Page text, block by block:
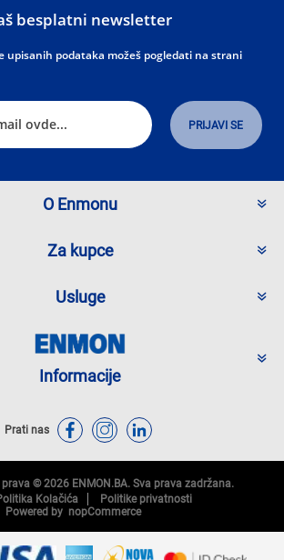
besplatni newsletter
upisanih podataka možeš pogledati na strani
O Enmonu
Za kupce
Usluge
Informacije
Prati nas
© 2026 ENMON.BA. Sva prava zadržana.
Kolačića
Politike privatnosti
Powered by nopCommerce